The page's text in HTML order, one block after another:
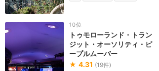
10位
トゥモローランド・トラン
ジット・オーソリティ・ピ
ープルムーバー
★ 4.31 (19件)